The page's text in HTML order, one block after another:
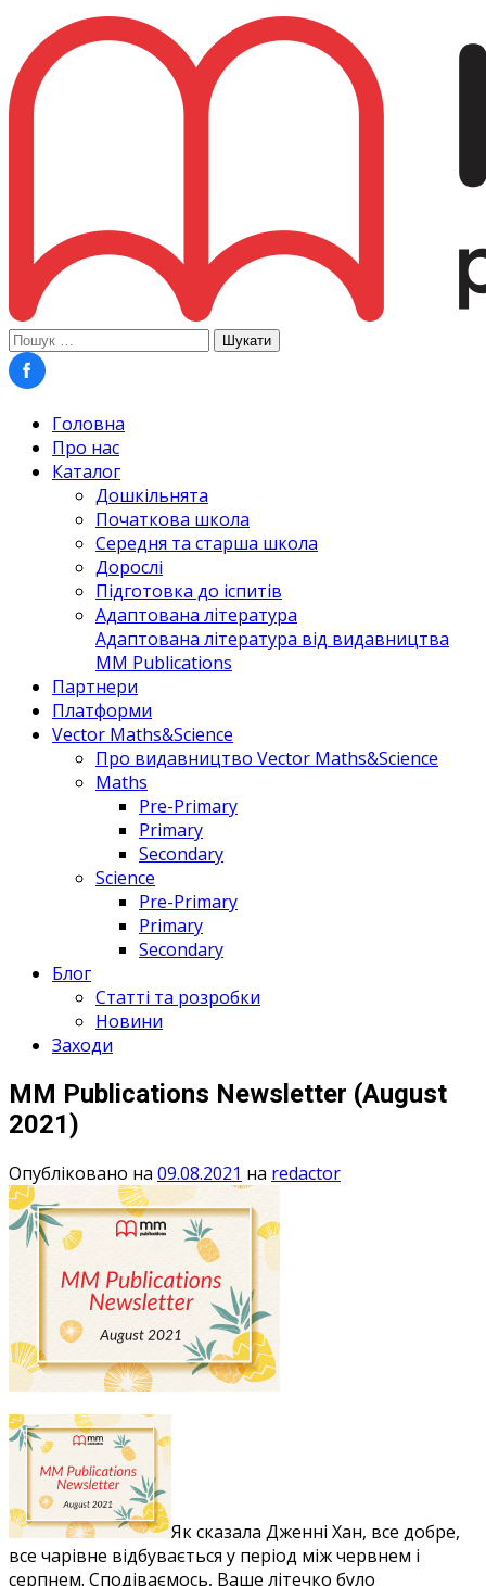
Пошук:
Головна
Про нас
Каталог
Дошкільнята
Початкова школа
Середня та старша школа
Дорослі
Підготовка до іспитів
Адаптована література
Адаптована література від видавництва
MM Publications
Партнери
Платформи
Vector Maths&Science
Про видавництво Vector Maths&Science
Maths
Pre-Primary
Primary
Secondary
Science
Pre-Primary
Primary
Secondary
Блог
Статті та розробки
Новини
Заходи
MM Publications Newsletter (August
2021)
Опубліковано на 09.08.2021 на redactor
Як сказала Дженні Хан, все добре,
все чарівне відбувається у період між червнем і
серпнем. Сподіваємось, Ваше літечко було